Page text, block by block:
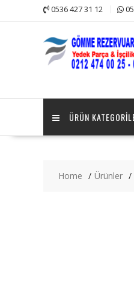
0536 427 31 12
ÜRÜN
Home Ürünler